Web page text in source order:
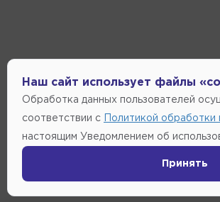
Наш сайт использует файлы
Обработка данных пользователей
соответствии с Политикой
настоящим Уведомлением об
Принять